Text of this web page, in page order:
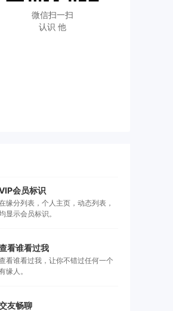
微信扫一扫
认识 他
会员标识
缘分列表，个人主页，动态列表，
显示会员标识。
看谁看过我
看谁看过我，让你不错过任何一个
缘人。
友畅聊